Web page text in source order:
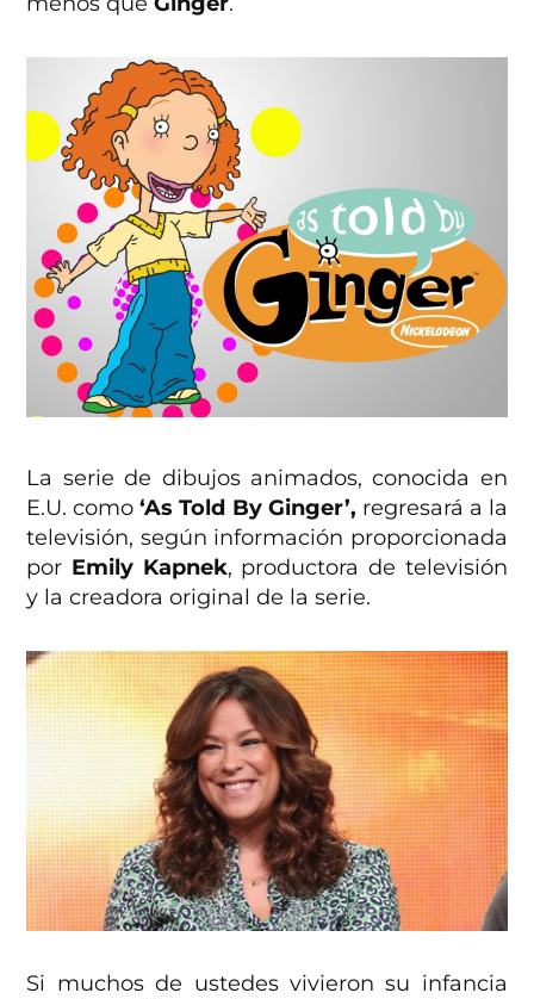
La serie de dibujos animados, conocida en
E.U. como‘As Told By Ginger’, regresará a la
televisión, según información proporcionada
por Emily Kapnek, productora de televisión
y la creadora original de la serie.
Si muchos de ustedes vivieron su infancia